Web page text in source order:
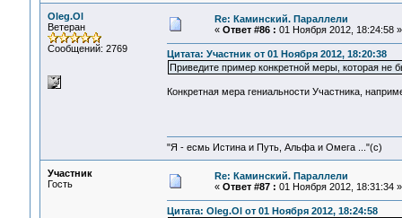
Oleg.Ol
Ветеран
Сообщений: 2769
Re: Каминский. Параллели
« Ответ #86 : 01 Ноября 2012, 18:24:58 »
Цитата: Участник от 01 Ноября 2012, 18:20:38
Приведите пример конкретной меры, которая не
Конкретная мера гениальности Участника,
"Я - есмь Истина и Путь, Альфа и Омега ..."(с)
Участник
Гость
Re: Каминский. Параллели
« Ответ #87 : 01 Ноября 2012, 18:31:34 »
Цитата: Oleg.Ol от 01 Ноября 2012, 18:24:58